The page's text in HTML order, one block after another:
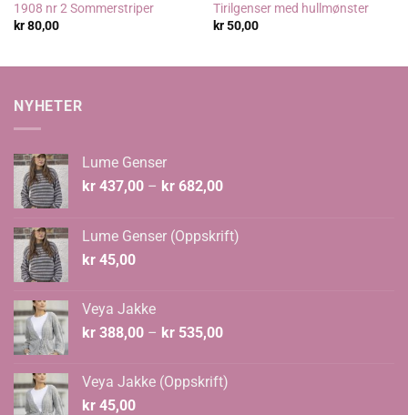
1908 nr 2 Sommerstriper
kr80,00
Tirilgenser med hullmønster
kr50,00
NYHETER
Lume Genser
kr 437,00 – kr 682,00Prisområde:
kr 682,00
Lume Genser (Oppskrift)
kr 45,00
Veya Jakke
kr 388,00 – kr 535,00Prisområde:
kr 535,00
Veya Jakke (Oppskrift)
kr 45,00